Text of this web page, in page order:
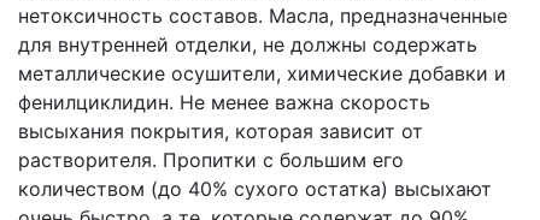
нетоксичность составов. Масла, предназначенные
для внутренней отделки, не должны содержать
металлические осушители, химические добавки и
фенилциклидин. Не менее важна скорость
высыхания покрытия, которая зависит от
растворителя. Пропитки с большим его
количеством (до 40% сухого остатка) высыхают